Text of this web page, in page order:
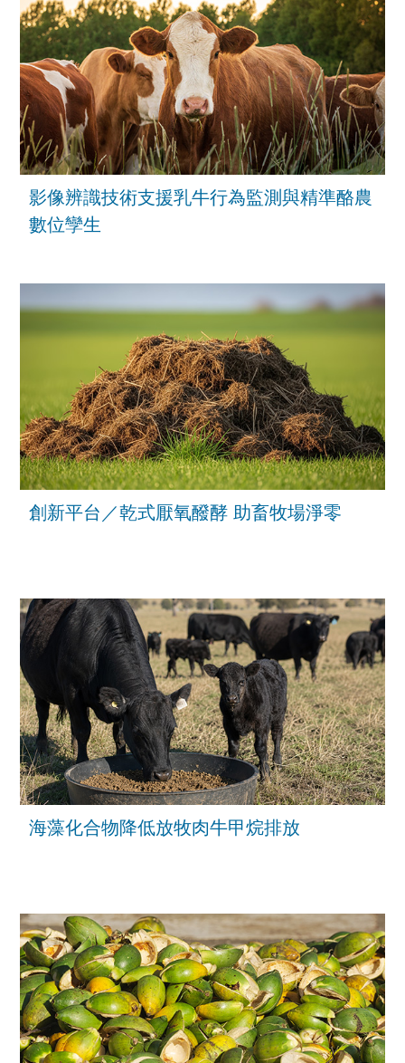
影像辨識技術支援乳牛行為監測與精準酪農
數位孿生
創新平台／乾式厭氧醱酵 助畜牧場淨零
海藻化合物降低放牧肉牛甲烷排放